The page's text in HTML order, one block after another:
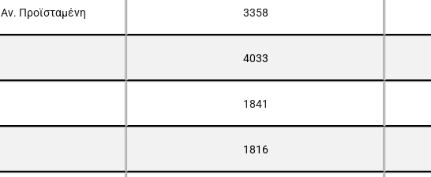
Αν. Προϊσταμένη 3358
4033
1841
1816